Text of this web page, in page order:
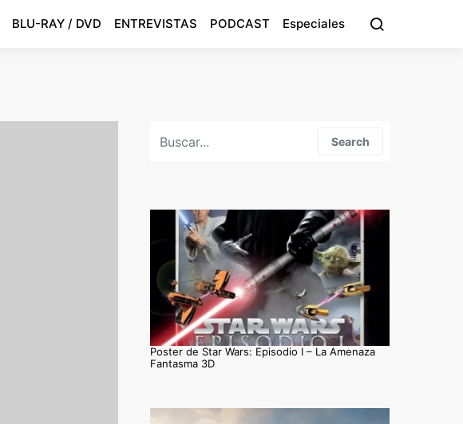
BLU-RAY / DVD ENTREVISTAS PODCAST Especiales
Search
Poster de Star Wars: Episodio I – La Amenaza
Fantasma 3D